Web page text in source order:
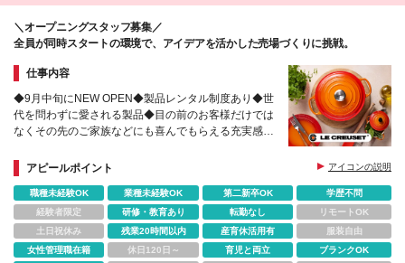
地
＼オープニングスタッフ募集／
全員が同時スタートの環境で、アイデアを活かした売場づくりに挑戦。
仕事内容
◆9月中旬にNEW OPEN◆製品レンタル制度あり◆世
代を問わずに愛される製品◆目の前のお客様だけでは
なくその先のご家族などにも喜んでもらえる充実感あ
アピールポイント
アイコンの説明
職種未経験OK 業種未経験OK 第二新卒OK
学歴不問
経験者限定
研修・教育あり 転勤なし
リモートOK
土日祝休み
残業20時間以内 産育休活用有
服装自由
女性管理職在籍
休日120日～ 育児と両立
ブランクOK